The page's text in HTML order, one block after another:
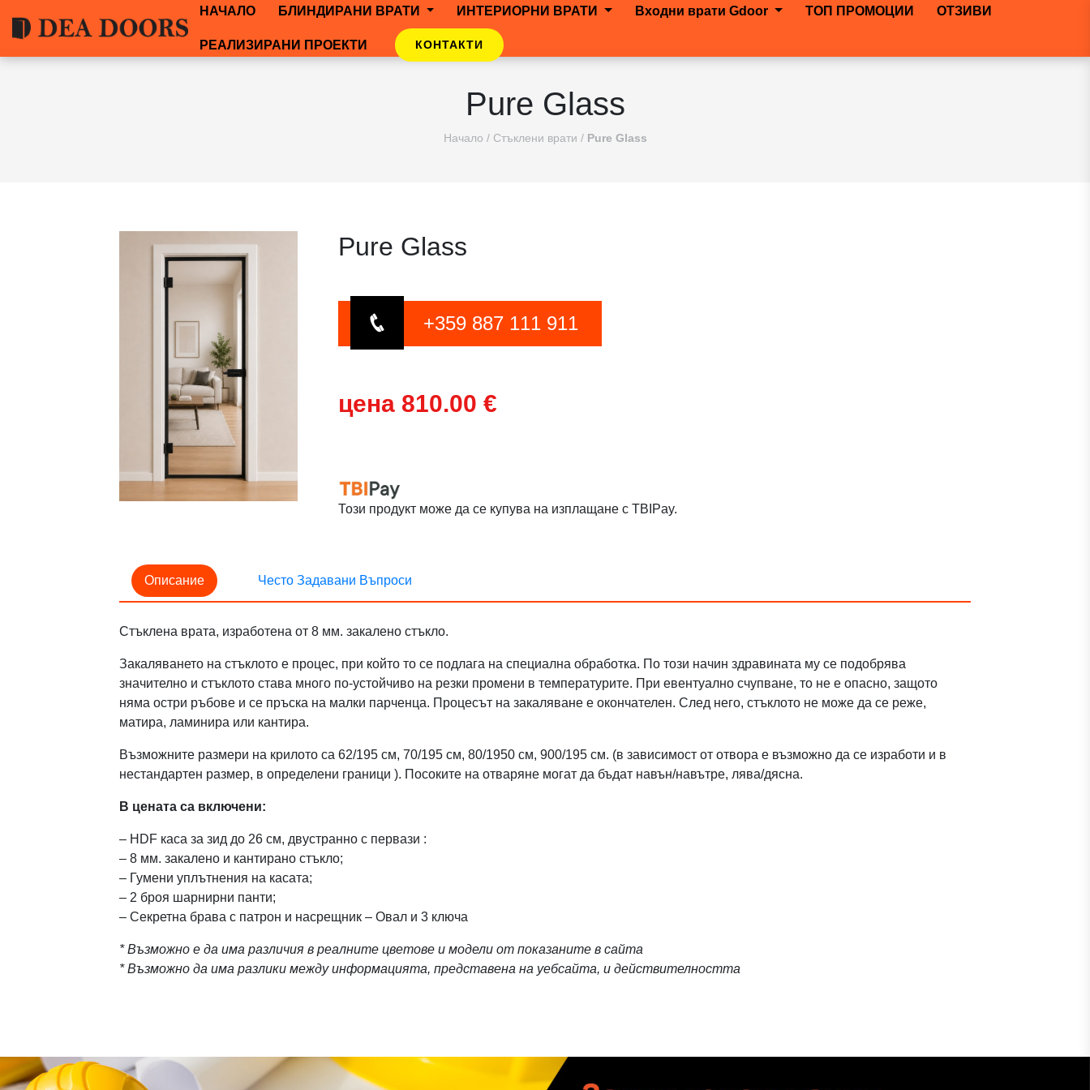
НАЧАЛО БЛИНДИРАНИ ВРАТИ ИНТЕРИОРНИ ВРАТИ Входни врати Gdoor ТОП ПРОМОЦИИ ОТЗИВИ
РЕАЛИЗИРАНИ ПРОЕКТИ КОНТАКТИ
Pure Glass
Начало / Стъклени врати / Pure Glass
Pure Glass
+359 887 111 911
цена 810.00 €
Този продукт може да се купува на изплащане с TBIPay.
Описание Често Задавани Въпроси
Стъклена врата, изработена от 8 мм. закалено стъкло.
Закаляването на стъклото е процес, при който то се подлага на специална обработка. По този начин здравината му се подобрява
значително и стъклото става много по-устойчиво на резки промени в температурите. При евентуално счупване, то не е опасно, защото
няма остри ръбове и се пръска на малки парченца. Процесът на закаляване е окончателен. След него, стъклото не може да се реже,
матира, ламинира или кантира.
Възможните размери на крилото са 62/195 см, 70/195 см, 80/1950 см, 900/195 см. (в зависимост от отвора е възможно да се изработи и в
нестандартен размер, в определени граници ). Посоките на отваряне могат да бъдат навън/навътре, лява/дясна.
В цената са включени:
– HDF каса за зид до 26 см, двустранно с первази :
– 8 мм. закалено и кантирано стъкло;
– Гумени уплътнения на касата;
– 2 броя шарнирни панти;
– Секретна брава с патрон и насрещник – Овал и 3 ключа
* Възможно е да има различия в реалните цветове и модели от показаните в сайта
* Възможно да има разлики между информацията, представена на уебсайта, и действителността